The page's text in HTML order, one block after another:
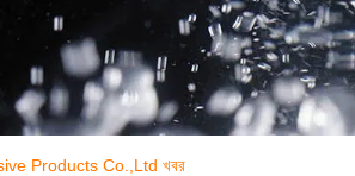
Products Co.,Ltd খবর